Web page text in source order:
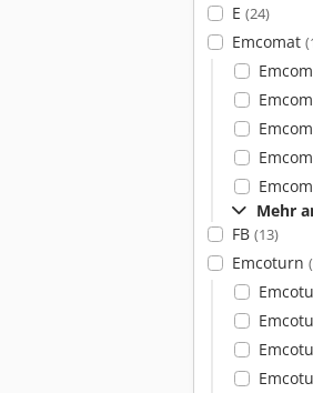
E (24)
Emcomat
Mehr
FB (13)
Emcoturn